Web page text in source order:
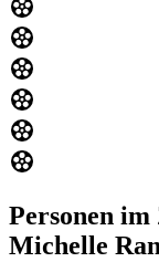
Personen
Michelle